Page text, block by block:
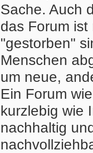
Sache. Auch
das Forum
"gestorben"
Menschen
um neue,
Ein Forum
kurzlebig wie
nachhaltig